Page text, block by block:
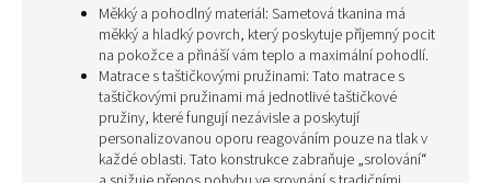
Měkký a pohodlný materiál: Sametová tkanina má
měkký a hladký povrch, který poskytuje příjemný pocit
na pokožce a přináší vám teplo a maximální pohodlí.
Matrace s taštičkovými pružinami: Tato matrace s
taštičkovými pružinami má jednotlivé taštičkové
pružiny, které fungují nezávisle a poskytují
personalizovanou oporu reagováním pouze na tlak v
každé oblasti. Tato konstrukce zabraňuje „srolování“